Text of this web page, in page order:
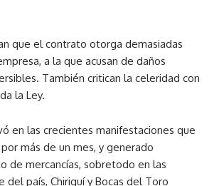
que el contrato otorga demasiadas
a la que acusan de daños
También critican la celeridad con
la Ley.
en las crecientes manifestaciones que
más de un mes, y generado
de mercancías, sobretodo en las
del país, Chiriquí y Bocas del Toro